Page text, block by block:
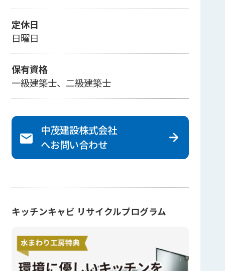
定休日
日曜日
保有資格
一級建築士、二級建築士
中茂建設株式会社
へお問い合わせ
キッチンキャビ リサイクルプログラム